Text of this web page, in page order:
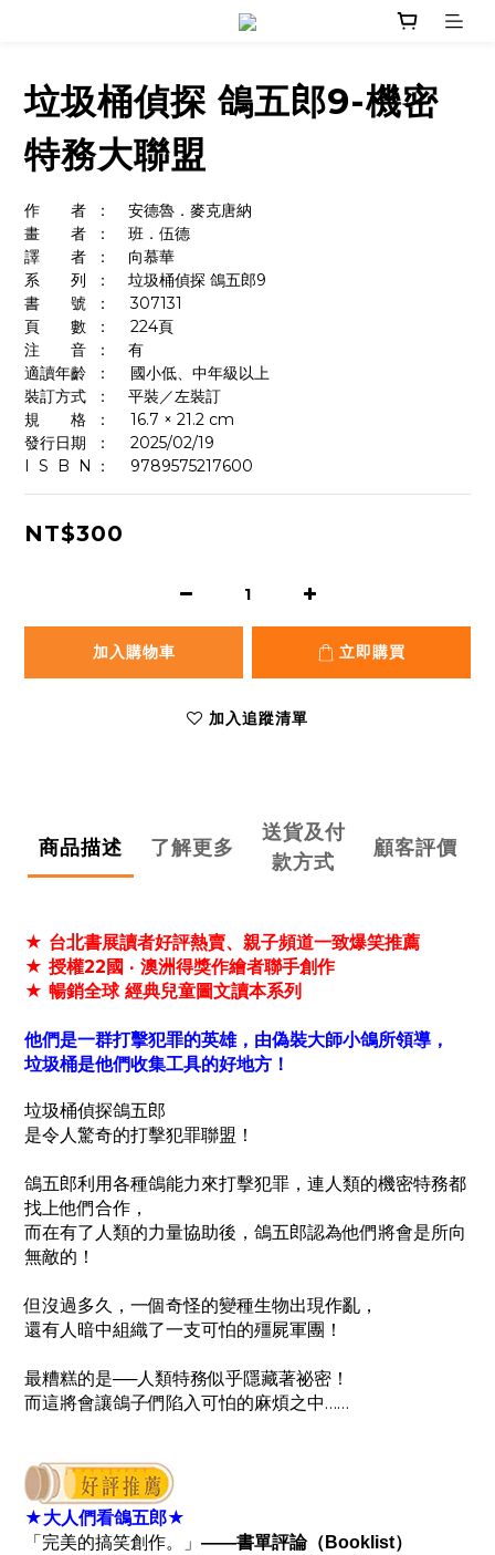
垃圾桶偵探 鴿五郎9-機密
特務大聯盟
作　　者	：    安德魯．麥克唐納
畫　　者	：    班．伍德
譯　　者	：    向慕華
系　　列	：    垃圾桶偵探 鴿五郎9
書　　號	：	307131
頁　　數	：	224頁
注　　音	：    有
適讀年齡	：	國小低、中年級以上
裝訂方式	：    平裝／左裝訂
規　　格	：	16.7 × 21.2 cm
發行日期	：	2025/02/19
I  S  B  N	：  	9789575217600
NT$300
加入購物車 立即購買
加入追蹤清單
商品描述 了解更多
送貨及付
款方式
顧客評價
★ 台北書展讀者好評熱賣、親子頻道一致爆笑推薦
★ 授權22國 ‧ 澳洲得獎作繪者聯手創作
★ 暢銷全球 經典兒童圖文讀本系列
他們是一群打擊犯罪的英雄，由偽裝大師小鴿所領導，
垃圾桶是他們收集工具的好地方！
垃圾桶偵探鴿五郎
是令人驚奇的打擊犯罪聯盟！
鴿五郎利用各種鴿能力來打擊犯罪， 連人類的機密特務都
找上他們合作，
而在有了人類的力量協助後， 鴿五郎認為他們將會是所向
無敵的！
但沒過多久， 一個奇怪的變種生物出現作亂，
還有人暗中組織了一支可怕的殭屍軍團！
最糟糕的是──人類特務似乎隱藏著祕密！
而這將會讓鴿子們陷入可怕的麻煩之中……
★大人們看鴿五郎★
「完美的搞笑創作。」 ——書單評論（Booklist）